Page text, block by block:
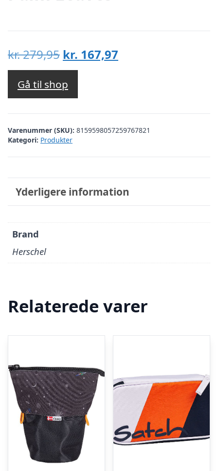
kr.279,95 Den
oprindelige
pris
var:
kr. 279,95.
kr. 167,97
kr. 167,97.
Gå til shop
Varenummer (SKU): 8159598057259767821
Kategori: Produkter
Yderligere information
Brand
Herschel
Relaterede varer